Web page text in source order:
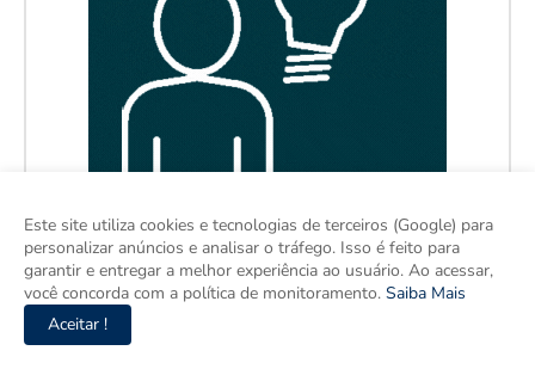
Este site utiliza cookies e tecnologias de terceiros (Google) para
personalizar anúncios e analisar o tráfego. Isso é feito para
garantir e entregar a melhor experiência ao usuário. Ao acessar,
você concorda com a política de monitoramento. Saiba Mais
Aceitar !